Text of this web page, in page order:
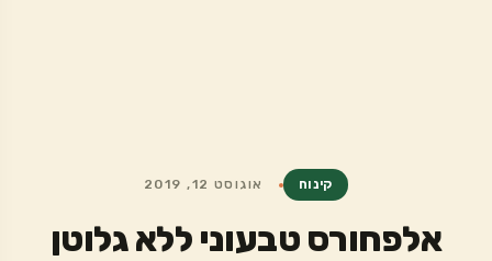
קינוח אוגוסט 12, 2019
אלפחורס טבעוני ללא גלוטן